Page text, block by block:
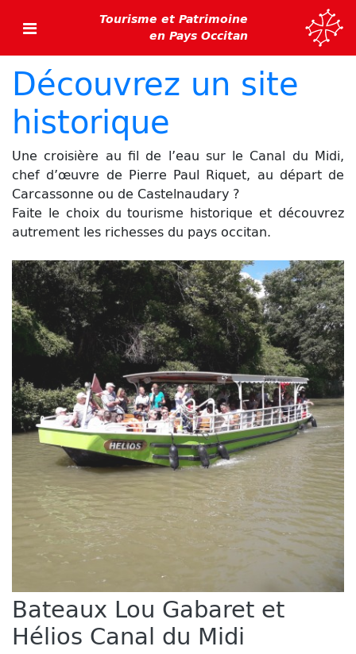
Tourisme et Patrimoine
en Pays Occitan
Découvrez un site
historique
Une croisière au fil de l’eau sur le Canal du Midi,
chef d’œuvre de Pierre Paul Riquet, au départ de
Carcassonne ou de Castelnaudary ?
Faite le choix du tourisme historique et découvrez
autrement les richesses du pays occitan.
Bateaux Lou Gabaret et
Hélios Canal du Midi